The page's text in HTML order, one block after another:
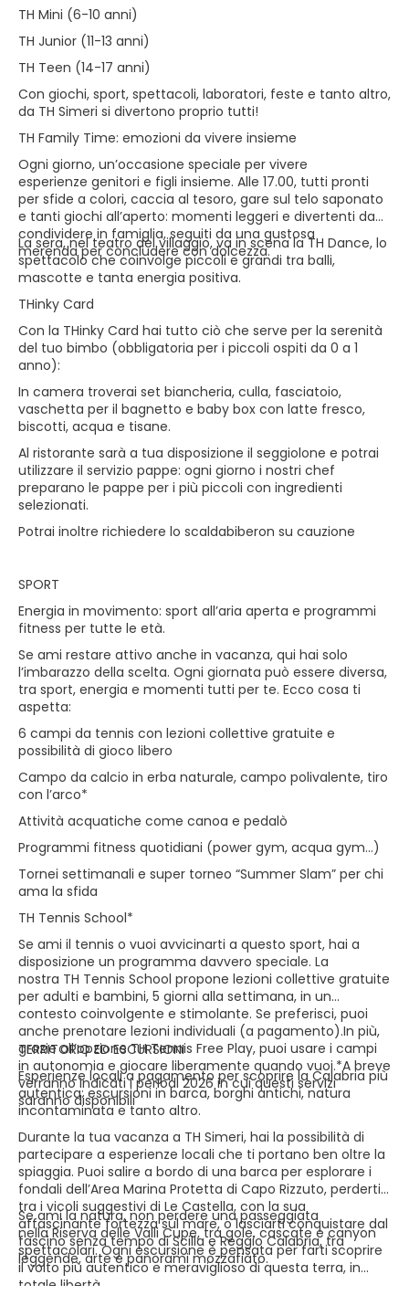
TH Mini (6-10 anni)
TH Junior (11-13 anni)
TH Teen (14-17 anni)
Con giochi, sport, spettacoli, laboratori, feste e tanto altro,
da TH Simeri si divertono proprio tutti!
TH Family Time: emozioni da vivere insieme
Ogni giorno, un’occasione speciale per vivere
esperienze genitori e figli insieme. Alle 17.00, tutti pronti
per sfide a colori, caccia al tesoro, gare sul telo saponato
e tanti giochi all’aperto: momenti leggeri e divertenti da
condividere in famiglia, seguiti da una gustosa
merenda per concludere con dolcezza.
La sera, nel teatro del villaggio, va in scena la TH Dance, lo
spettacolo che coinvolge piccoli e grandi tra balli,
mascotte e tanta energia positiva.
THinky Card
Con la THinky Card hai tutto ciò che serve per la serenità
del tuo bimbo (obbligatoria per i piccoli ospiti da 0 a 1
anno):
In camera troverai set biancheria, culla, fasciatoio,
vaschetta per il bagnetto e baby box con latte fresco,
biscotti, acqua e tisane.
Al ristorante sarà a tua disposizione il seggiolone e potrai
utilizzare il servizio pappe: ogni giorno i nostri chef
preparano le pappe per i più piccoli con ingredienti
selezionati.
Potrai inoltre richiedere lo scaldabiberon su cauzione
SPORT
Energia in movimento: sport all’aria aperta e programmi
fitness per tutte le età.
Se ami restare attivo anche in vacanza, qui hai solo
l’imbarazzo della scelta. Ogni giornata può essere diversa,
tra sport, energia e momenti tutti per te. Ecco cosa ti
aspetta:
6 campi da tennis con lezioni collettive gratuite e
possibilità di gioco libero
Campo da calcio in erba naturale, campo polivalente, tiro
con l’arco*
Attività acquatiche come canoa e pedalò
Programmi fitness quotidiani (power gym, acqua gym…)
Tornei settimanali e super torneo “Summer Slam” per chi
ama la sfida
TH Tennis School*
Se ami il tennis o vuoi avvicinarti a questo sport, hai a
disposizione un programma davvero speciale. La
nostra TH Tennis School propone lezioni collettive gratuite
per adulti e bambini, 5 giorni alla settimana, in un
contesto coinvolgente e stimolante. Se preferisci, puoi
anche prenotare lezioni individuali (a pagamento).In più,
grazie all’opzione TH Tennis Free Play, puoi usare i campi
in autonomia e giocare liberamente quando vuoi.*A breve
verranno indicati i periodi 2026 in cui questi servizi
saranno disponibili
TERRITORIO ED ESCURSIONI
Esperienze locali a pagamento per scoprire la Calabria più
autentica: escursioni in barca, borghi antichi, natura
incontaminata e tanto altro.
Durante la tua vacanza a TH Simeri, hai la possibilità di
partecipare a esperienze locali che ti portano ben oltre la
spiaggia. Puoi salire a bordo di una barca per esplorare i
fondali dell’Area Marina Protetta di Capo Rizzuto, perderti
tra i vicoli suggestivi di Le Castella, con la sua
affascinante fortezza sul mare, o lasciarti conquistare dal
fascino senza tempo di Scilla e Reggio Calabria, tra
leggende, arte e panorami mozzafiato.
Se ami la natura, non perdere una passeggiata
nella Riserva delle Valli Cupe, tra gole, cascate e canyon
spettacolari. Ogni escursione è pensata per farti scoprire
il volto più autentico e meraviglioso di questa terra, in
totale libertà.